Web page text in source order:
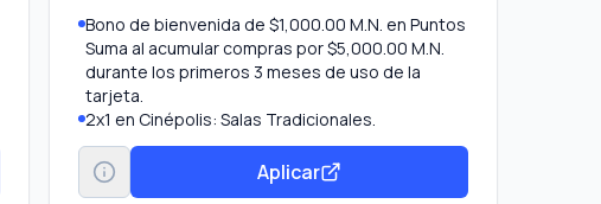
Bono de bienvenida de $1,000.00 M.N. en Puntos
Suma al acumular compras por $5,000.00 M.N.
durante los primeros 3 meses de uso de la
tarjeta.
2x1 en Cinépolis: Salas Tradicionales.
Aplicar